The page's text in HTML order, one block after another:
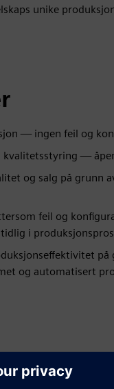
unike
— ingen feil og
kvalitetsstyring —
og salg på grunn
feil og
i
på
og automatisert